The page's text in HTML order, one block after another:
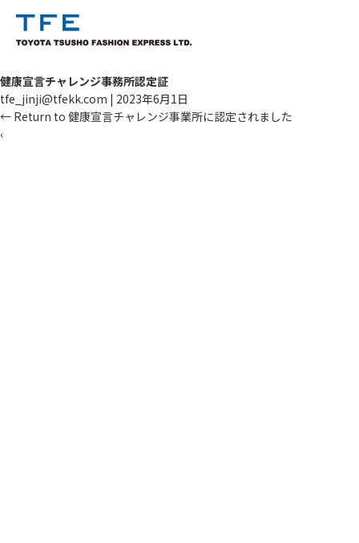
健康宣言チャレンジ事務所認定証
tfe_jinji@tfekk.com | 2023年6月1日
← Return to 健康宣言チャレンジ事業所に認定されました
‹